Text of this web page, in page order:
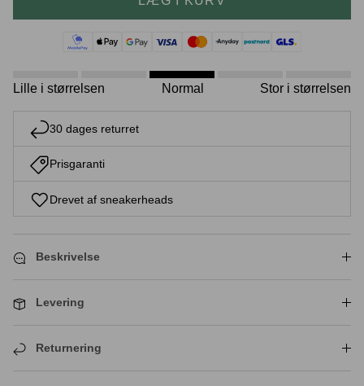
Sneaker rengøring
Lille i størrelsen Normal Stor i størrelsen
30 dages returret
Prisgaranti
Drevet af sneakerheads
Beskrivelse
Levering
Returnering